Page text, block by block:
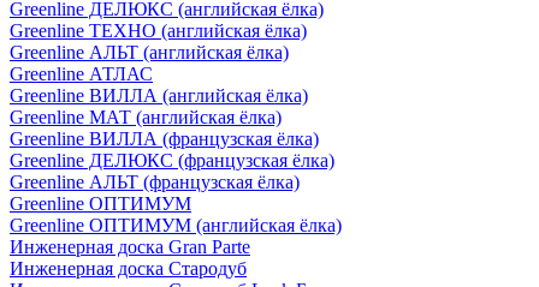
Greenline ДЕЛЮКС (английская ёлка)
Greenline ТЕХНО (английская ёлка)
Greenline АЛЬТ (английская ёлка)
Greenline АТЛАС
Greenline ВИЛЛА (английская ёлка)
Greenline МАТ (английская ёлка)
Greenline ВИЛЛА (французская ёлка)
Greenline ДЕЛЮКС (французская ёлка)
Greenline АЛЬТ (французская ёлка)
Greenline ОПТИМУМ
Greenline ОПТИМУМ (английская ёлка)
Инженерная доска Gran Parte
Инженерная доска Стародуб